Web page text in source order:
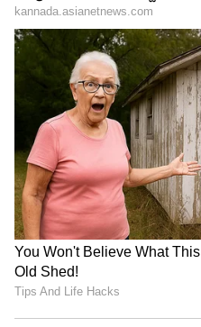
LATEST VIDEOS
"ರಾಜಕೀಯ ಬೇಡ,
ಕನಕೋತ್ಸವದಲ್ಲಿ ರಿಷಬ್
Shetty speech |
ಶೇ.50 ರಿಂದ ಶೇ.18 ಕ್ಕೆ
ಟ್ರಂಪ್ ಐತಿಹಾಸಿಕ ಒಪ್ಪಂದ |
Trade Deal | Party